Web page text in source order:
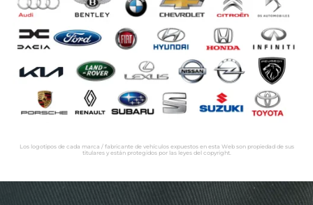
Los logotipos de cada marca / fabricante de vehículos expuestos en esta Web son propiedad de sus
titulares y están protegidos por las leyes del copyright.